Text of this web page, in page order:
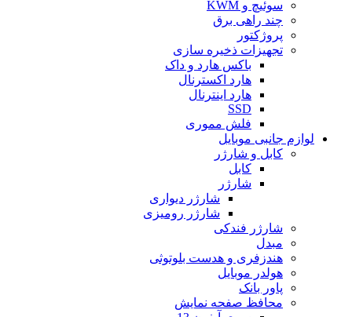
سوئیچ و KWM
چند راهی برق
پروژکتور
تجهیزات ذخیره سازی
باکس هارد و داک
هارد اکسترنال
هارد اینترنال
SSD
فلش مموری
لوازم جانبی موبایل
کابل و شارژر
کابل
شارژر
شارژر دیواری
شارژر رومیزی
شارژر فندکی
مبدل
هندزفری و هدست بلوتوثی
هولدر موبایل
پاور بانک
محافظ صفحه نمایش